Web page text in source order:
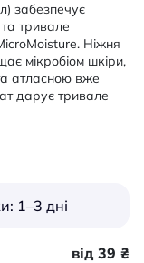
забезпечує
тривале
Ніжня
мікробіом шкіри,
атласною вже
дарує тривале
1–3 дні
від 39 ₴